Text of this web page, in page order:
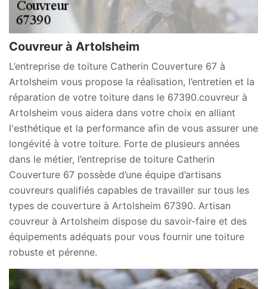
Couvreur à Artolsheim
L’entreprise de toiture Catherin Couverture 67 à
Artolsheim vous propose la réalisation, l’entretien et la
réparation de votre toiture dans le 67390.couvreur à
Artolsheim vous aidera dans votre choix en alliant
l'esthétique et la performance afin de vous assurer une
longévité à votre toiture. Forte de plusieurs années
dans le métier, l’entreprise de toiture Catherin
Couverture 67 possède d’une équipe d’artisans
couvreurs qualifiés capables de travailler sur tous les
types de couverture à Artolsheim 67390. Artisan
couvreur à Artolsheim dispose du savoir-faire et des
équipements adéquats pour vous fournir une toiture
robuste et pérenne.